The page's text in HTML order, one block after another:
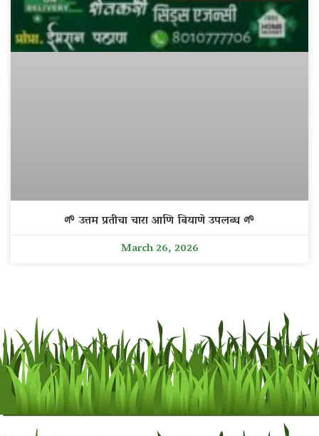
🌱 उत्तम प्रतीचा चारा आणि बियाणे उपलब्ध 🌱
March 26, 2026